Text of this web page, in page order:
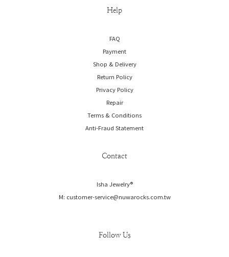
Help
FAQ
Payment
Shop & Delivery
Return Policy
Privacy Policy
Repair
Terms & Conditions
Anti-Fraud Statement
Contact
Isha Jewelry®️
M: customer-service@nuwarocks.com.tw
Follow Us